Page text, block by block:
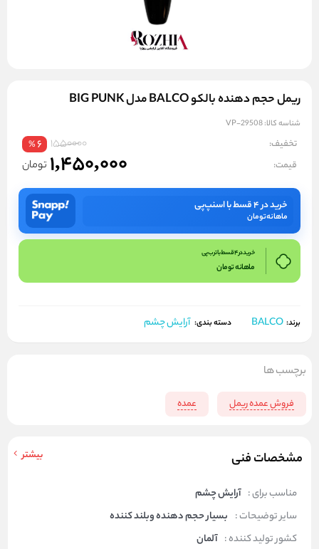
ریمل حجم دهنده بالکو BALCO مدل BIG PUNK
شناسه کالا:VP-29508
تخفیف: 1550000
6
%
قیمت: 1,450,000 تومان
خرید در ۴ قسط با اسنپ‌پی
ماهانهتومان
خرید در 4 قسط با ترب پی
ماهانهتومان
برند: BALCO دسته بندی: آرایش چشم
مشخصات فنی بیشتر
مناسب برای : آرایش چشم
سایر توضیحات : بسیار حجم دهنده وبلند کننده
کشور تولید کننده : آلمان
برچسب ها
فروش عمده ریمل عمده